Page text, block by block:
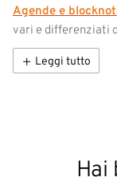
Agende e
vari e differenziati
Leggi tutto
Hai